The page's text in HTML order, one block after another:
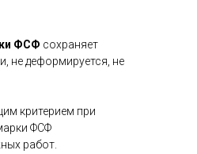
ФСФ сохраняет
не деформируется, не
критерием при
ФСФ
работ.